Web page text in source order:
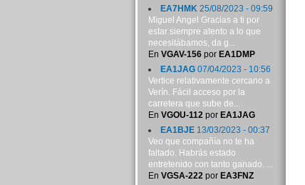
EA7HMK 25/08/2023 - 09:59
Miguel Angel Gracias a ti por
estar siempre atento a lo que
necesitábamos, da g...
En VGAV-156por EA1DMP
EA1JAG07/04/2023 - 10:56
Vertice relativamente cercano a
Verín. Fácil acceso por la
carretera que sube de...
En VGOU-112por EA1JAG
EA1BJE13/03/2023 - 00:37
Veo que compañía no te ha
faltado. Habrás estado
entretenido con tanto ganado. ...
En VGSA-222por EA3FNZ